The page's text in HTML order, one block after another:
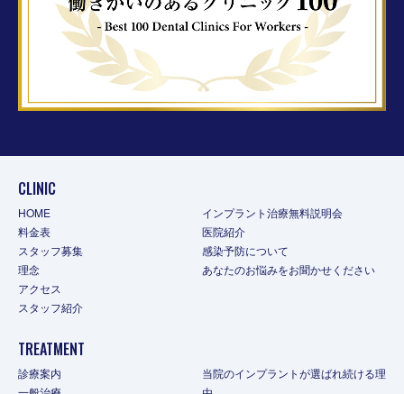
CLINIC
HOME
料金表
スタッフ募集
理念
アクセス
スタッフ紹介
インプラント治療無料説明会
医院紹介
感染予防について
あなたのお悩みをお聞かせください
TREATMENT
診療案内
当院のインプラントが選ばれ続ける理